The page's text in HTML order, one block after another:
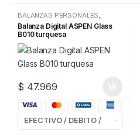
BALANZAS PERSONALES,
CUIDADO PERSONAL
Balanza Digital ASPEN Glass
B010 turquesa
$ 47.969